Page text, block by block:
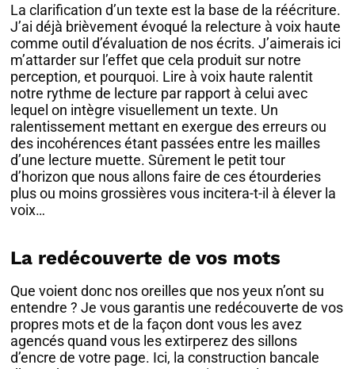
La clarification d’un texte est la base de la réécriture.
J’ai déjà brièvement évoqué la relecture à voix haute
comme outil d’évaluation de nos écrits. J’aimerais ici
m’attarder sur l’effet que cela produit sur notre
perception, et pourquoi. Lire à voix haute ralentit
notre rythme de lecture par rapport à celui avec
lequel on intègre visuellement un texte. Un
ralentissement mettant en exergue des erreurs ou
des incohérences étant passées entre les mailles
d’une lecture muette. Sûrement le petit tour
d’horizon que nous allons faire de ces étourderies
plus ou moins grossières vous incitera-t-il à élever la
voix…
La redécouverte de vos mots
Que voient donc nos oreilles que nos yeux n’ont su
entendre ? Je vous garantis une redécouverte de vos
propres mots et de la façon dont vous les avez
agencés quand vous les extirperez des sillons
d’encre de votre page. Ici, la construction bancale